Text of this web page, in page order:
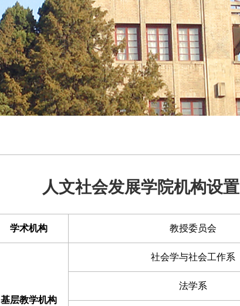
人文社会发展学院机构设置
学术机构 教授委员会
基层教学机构
社会学与社会工作系
法学系